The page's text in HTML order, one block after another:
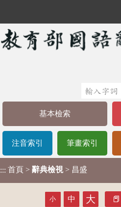
基本檢索
注音索引 筆畫索引
::: 首頁 > 辭典檢視 > 昌盛
小 中 大